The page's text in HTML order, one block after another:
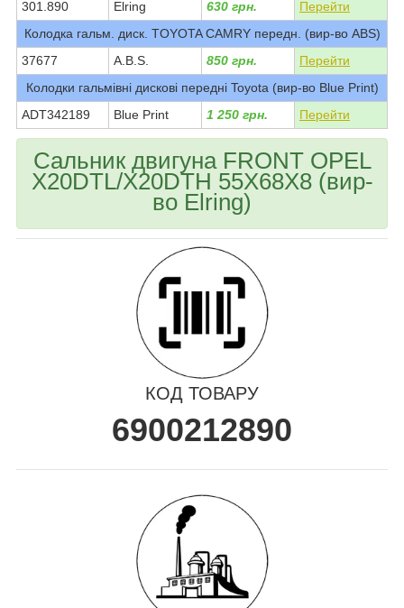
301.890
Elring 630 грн.
Перейти
Колодка гальм. диск. TOYOTA CAMRY передн. (вир-во ABS)
37677
A.B.S. 850 грн.
Перейти
Колодки гальмівні дискові передні Toyota (вир-во Blue Print)
ADT342189
Blue Print 1 250 грн. Перейти
Сальник двигуна FRONT OPEL
X20DTL/X20DTH 55X68X8 (вир-
во Elring)
КОД ТОВАРУ
6900212890